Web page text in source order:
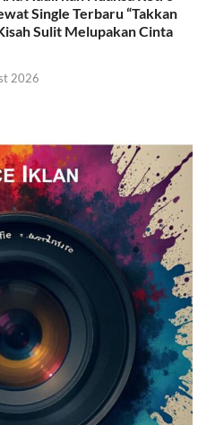
Single Terbaru “Takkan
Sulit Melupakan Cinta
2026